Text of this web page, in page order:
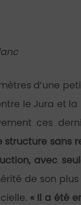
d’une
le Jura et
ces
structure sans
avec
de son
« Il a été